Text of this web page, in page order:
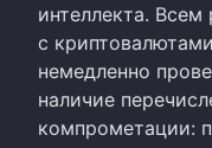
интеллекта.
с
немедленно
наличие
компрометации: